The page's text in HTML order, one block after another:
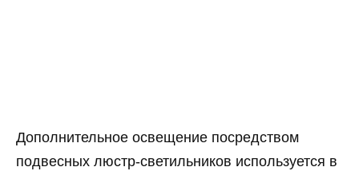
Дополнительное освещение посредством
подвесных люстр-светильников используется в